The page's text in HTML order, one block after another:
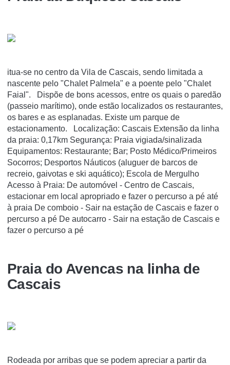
itua-se no centro da Vila de Cascais, sendo limitada a
nascente pelo "Chalet Palmela" e a poente pelo "Chalet
Faial". Dispõe de bons acessos, entre os quais o paredão
(passeio marítimo), onde estão localizados os restaurantes,
os bares e as esplanadas. Existe um parque de
estacionamento. Localização: Cascais Extensão da linha
da praia: 0,17km Segurança: Praia vigiada/sinalizada
Equipamentos: Restaurante; Bar; Posto Médico/Primeiros
Socorros; Desportos Náuticos (aluguer de barcos de
recreio, gaivotas e ski aquático); Escola de Mergulho
Acesso à Praia: De automóvel - Centro de Cascais,
estacionar em local apropriado e fazer o percurso a pé até
à praia De comboio - Sair na estação de Cascais e fazer o
percurso a pé De autocarro - Sair na estação de Cascais e
fazer o percurso a pé
Praia do Avencas na linha de
Cascais
Rodeada por arribas que se podem apreciar a partir da